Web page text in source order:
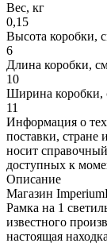
Вес, кг
0,15
Высота коробки,
6
Длина коробки,
10
Ширина коробки,
11
Информация о
поставки, стране
носит
доступных к
Описание
Магазин
Рамка на 1
известного
настоящая